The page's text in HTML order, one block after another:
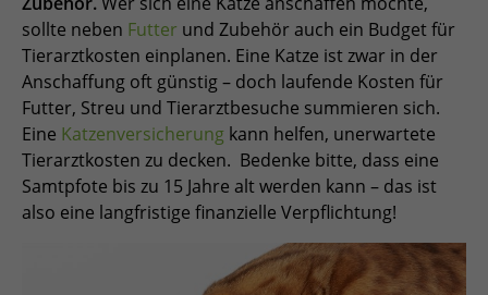
sollte neben Futter und Zubehör auch ein Budget für
Tierarztkosten einplanen. Eine Katze ist zwar in der
Anschaffung oft günstig – doch laufende Kosten für
Futter, Streu und Tierarztbesuche summieren sich.
Eine Katzenversicherung kann helfen, unerwartete
Tierarztkosten zu decken. Bedenke bitte, dass eine
Samtpfote bis zu 15 Jahre alt werden kann – das ist
also eine langfristige finanzielle Verpflichtung!